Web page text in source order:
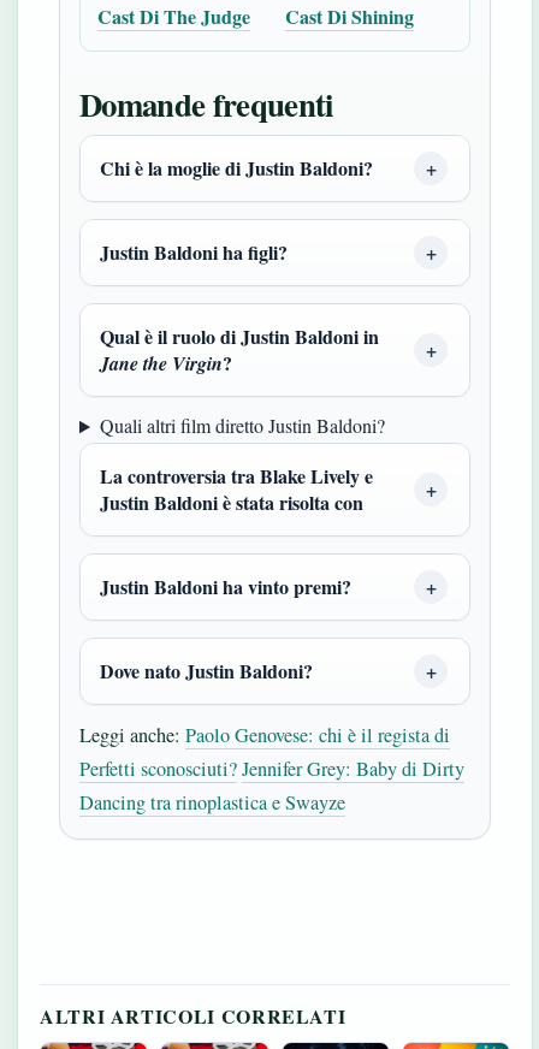
Cast Di The Judge Cast Di Shining
Domande frequenti
Chi è la moglie di Justin Baldoni?
Justin Baldoni ha figli?
Qual è il ruolo di Justin Baldoni in
Jane the Virgin?
Quali altri film diretto Justin Baldoni?
La controversia tra Blake Lively e
Justin Baldoni è stata risolta con
Justin Baldoni ha vinto premi?
Dove nato Justin Baldoni?
Leggi anche: Paolo Genovese: chi è il regista di
Perfetti sconosciuti?Jennifer Grey: Baby di Dirty
Dancing tra rinoplastica e Swayze
ALTRI ARTICOLI CORRELATI